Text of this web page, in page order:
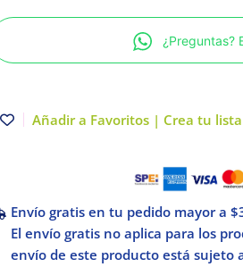
¿Preguntas?
Añadir a Favoritos | Crea tu lista
Envío gratis en tu pedido mayor a
El envío gratis no aplica para los
envío de este producto está sujeto